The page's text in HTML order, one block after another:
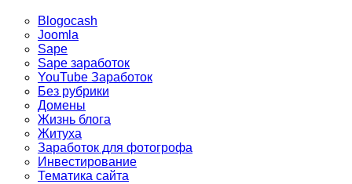
Blogocash
Joomla
Sape
Sape заработок
YouTube Заработок
Без рубрики
Домены
Жизнь блога
Житуха
Заработок для фотогрофа
Инвестирование
Тематика сайта